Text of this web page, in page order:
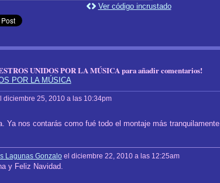
Ver código incrustado
UNIDOS POR LA MÚSICA para añadir comentarios!
POR LA MÚSICA
diciembre 25, 2010 a las 10:34pm
Ya nos contarás como fué todo el montaje más tranquilamente.
Lagunas Gonzaloel diciembre 22, 2010 a las 12:25am
y Feliz Navidad.